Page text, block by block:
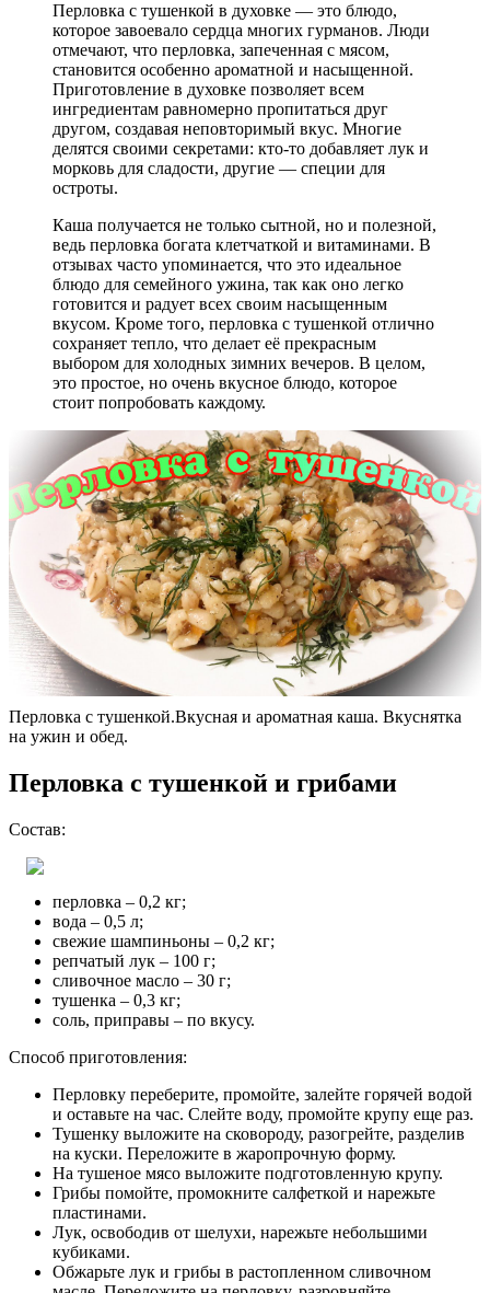
Перловка с тушенкой в духовке — это блюдо,
которое завоевало сердца многих гурманов. Люди
отмечают, что перловка, запеченная с мясом,
становится особенно ароматной и насыщенной.
Приготовление в духовке позволяет всем
ингредиентам равномерно пропитаться друг
другом, создавая неповторимый вкус. Многие
делятся своими секретами: кто-то добавляет лук и
морковь для сладости, другие — специи для
остроты.
Каша получается не только сытной, но и полезной,
ведь перловка богата клетчаткой и витаминами. В
отзывах часто упоминается, что это идеальное
блюдо для семейного ужина, так как оно легко
готовится и радует всех своим насыщенным
вкусом. Кроме того, перловка с тушенкой отлично
сохраняет тепло, что делает её прекрасным
выбором для холодных зимних вечеров. В целом,
это простое, но очень вкусное блюдо, которое
стоит попробовать каждому.
Перловка с тушенкой.Вкусная и ароматная каша. Вкуснятка
на ужин и обед.
Перловка с тушенкой и грибами
Состав:
перловка – 0,2 кг;
вода – 0,5 л;
свежие шампиньоны – 0,2 кг;
репчатый лук – 100 г;
сливочное масло – 30 г;
тушенка – 0,3 кг;
соль, приправы – по вкусу.
Способ приготовления:
Перловку переберите, промойте, залейте горячей водой
и оставьте на час. Слейте воду, промойте крупу еще раз.
Тушенку выложите на сковороду, разогрейте, разделив
на куски. Переложите в жаропрочную форму.
На тушеное мясо выложите подготовленную крупу.
Грибы помойте, промокните салфеткой и нарежьте
пластинами.
Лук, освободив от шелухи, нарежьте небольшими
кубиками.
Обжарьте лук и грибы в растопленном сливочном